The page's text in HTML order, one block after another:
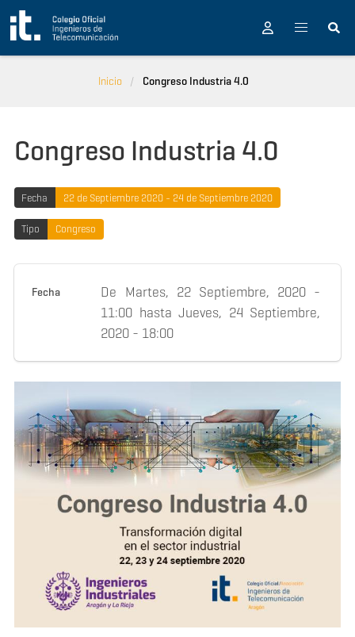
Pasar al contenido principal
Inicio Congreso Industria 4.0
Congreso Industria 4.0
Fecha 22 de Septiembre 2020 - 24 de Septiembre 2020
Tipo Congreso
Fecha De Martes, 22 Septiembre, 2020 -
11:00 hastaJueves, 24 Septiembre,
2020 - 18:00